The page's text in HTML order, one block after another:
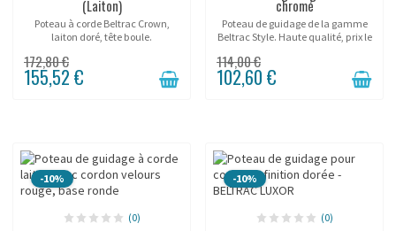
(Laiton)
Poteau à corde Beltrac Crown,
laiton doré, tête boule.
172,80 €
155,52 €
chromé
Poteau de guidage de la gamme
Beltrac Style. Haute qualité, prix le
114,00 €
102,60 €
-10%
(0)
-10%
(0)